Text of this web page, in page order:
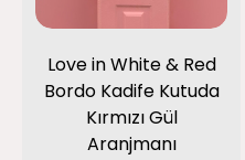
Love in White & Red
Bordo Kadife Kutuda
Kırmızı Gül
Aranjmanı